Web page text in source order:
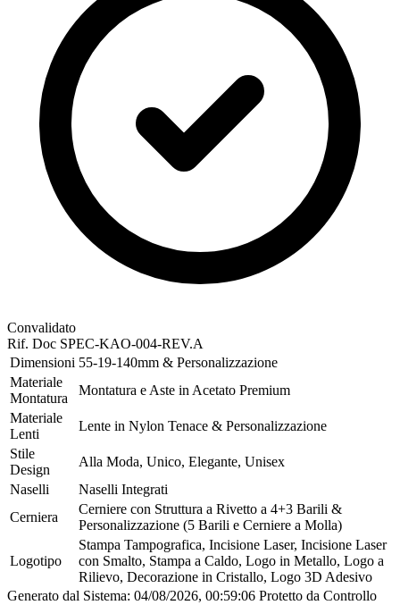
Convalidato
Rif. Doc SPEC-KAO-004-REV.A
Dimensioni 55-19-140mm & Personalizzazione
Materiale
Montatura
Montatura e Aste in Acetato Premium
Materiale
Lenti
Lente in Nylon Tenace & Personalizzazione
Stile
Design
Alla Moda, Unico, Elegante, Unisex
Naselli
Naselli Integrati
Cerniera
Cerniere con Struttura a Rivetto a 4+3 Barili &
Personalizzazione (5 Barili e Cerniere a Molla)
Logotipo
Stampa Tampografica, Incisione Laser, Incisione Laser
con Smalto, Stampa a Caldo, Logo in Metallo, Logo a
Rilievo, Decorazione in Cristallo, Logo 3D Adesivo
Generato dal Sistema: 04/08/2026, 00:59:06 Protetto da Controllo